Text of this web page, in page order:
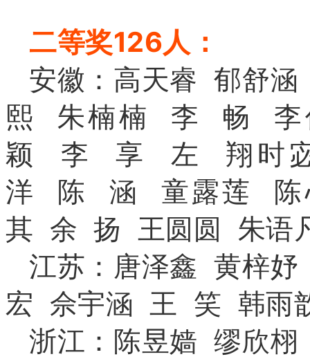
二等奖126人：
安徽：高天睿 郁舒
熙 朱楠楠 李 畅
颖
李 享 左
翔时
洋
陈 涵 童露莲
其 余 扬 王圆圆
朱语
江苏：唐泽鑫 黄梓
宏 佘宇涵王 笑 韩雨
浙江：陈昱嫱 缪欣